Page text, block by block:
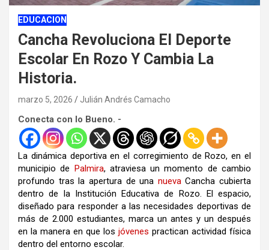
EDUCACION
Cancha Revoluciona El Deporte
Escolar En Rozo Y Cambia La
Historia.
marzo 5, 2026 Julián Andrés Camacho
Conecta con lo Bueno. -
La dinámica deportiva en el corregimiento de Rozo, en el
municipio de Palmira, atraviesa un momento de cambio
profundo tras la apertura de una nuevaCancha cubierta
dentro de la Institución Educativa de Rozo. El espacio,
diseñado para responder a las necesidades deportivas de
más de 2.000 estudiantes, marca un antes y un después
en la manera en que los jóvenes practican actividad física
dentro del entorno escolar.